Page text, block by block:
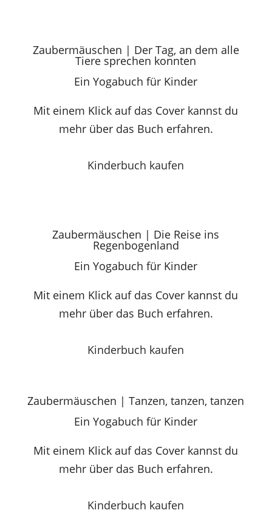
Zaubermäuschen | Der Tag, an dem alle
Tiere sprechen konnten
Ein Yogabuch für Kinder
Mit einem Klick auf das Cover kannst du
mehr über das Buch erfahren.
Kinderbuch kaufen
Zaubermäuschen | Die Reise ins
Regenbogenland
Ein Yogabuch für Kinder
Mit einem Klick auf das Cover kannst du
mehr über das Buch erfahren.
Kinderbuch kaufen
Zaubermäuschen | Tanzen, tanzen, tanzen
Ein Yogabuch für Kinder
Mit einem Klick auf das Cover kannst du
mehr über das Buch erfahren.
Kinderbuch kaufen